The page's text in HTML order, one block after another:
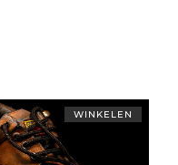
WINKELEN